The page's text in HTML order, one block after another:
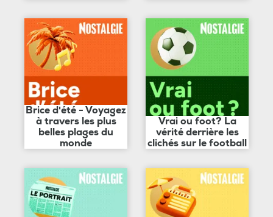
Brice d'été - Voyagez
à travers les plus
belles plages du
monde
Vrai ou foot? La
vérité derrière les
clichés sur le football